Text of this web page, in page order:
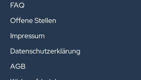
FAQ
Offene Stellen
Impressum
Datenschutzerklärung
AGB